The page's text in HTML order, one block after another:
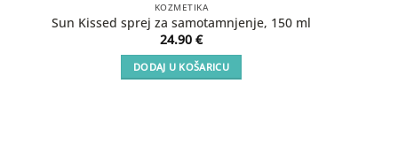
KOZMETIKA
Sun Kissed sprej za samotamnjenje, 150 ml
24.90 €
DODAJ U KOŠARICU